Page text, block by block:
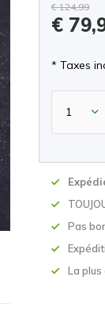
€ 124,99
€
* Taxes
Pas
La